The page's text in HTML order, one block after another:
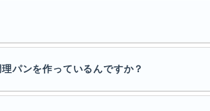
パンを作っているんですか？